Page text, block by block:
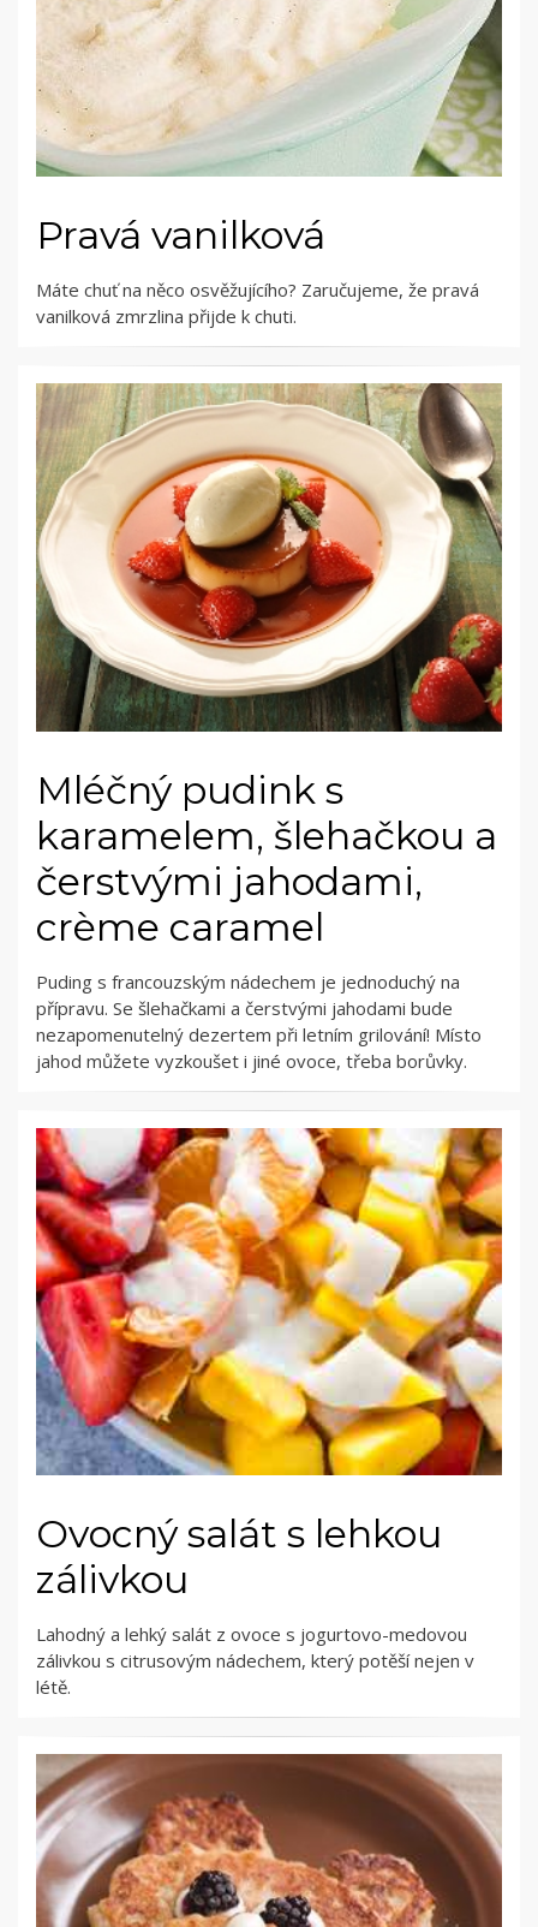
Pravá vanilková
Máte chuť na něco osvěžujícího? Zaručujeme, že pravá
vanilková zmrzlina přijde k chuti.
Mléčný pudink s
karamelem, šlehačkou a
čerstvými jahodami,
crème caramel
Puding s francouzským nádechem je jednoduchý na
přípravu. Se šlehačkami a čerstvými jahodami bude
nezapomenutelný dezertem při letním grilování! Místo
jahod můžete vyzkoušet i jiné ovoce, třeba borůvky.
Ovocný salát s lehkou
zálivkou
Lahodný a lehký salát z ovoce s jogurtovo-medovou
zálivkou s citrusovým nádechem, který potěší nejen v
létě.